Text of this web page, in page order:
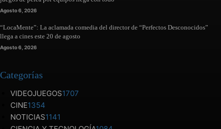
Agosto 6, 2026
“LocaMente”: La aclamada comedia del director de “Perfectos Desconocidos”
llega a cines este 20 de agosto
Agosto 6, 2026
Categorías
VIDEOJUEGOS1707
CINE1354
NOTICIAS1141